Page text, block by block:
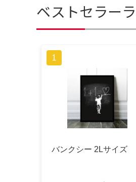
ベストセラー
バンクシー 2Lサイズ